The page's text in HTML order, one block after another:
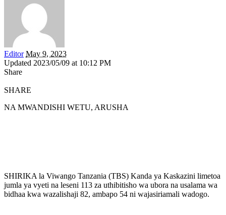
Editor May 9, 2023
Updated 2023/05/09 at 10:12 PM
Share
SHARE
NA MWANDISHI WETU, ARUSHA
SHIRIKA la Viwango Tanzania (TBS) Kanda ya Kaskazini limetoa
jumla ya vyeti na leseni 113 za uthibitisho wa ubora na usalama wa
bidhaa kwa wazalishaji 82, ambapo 54 ni wajasiriamali wadogo.